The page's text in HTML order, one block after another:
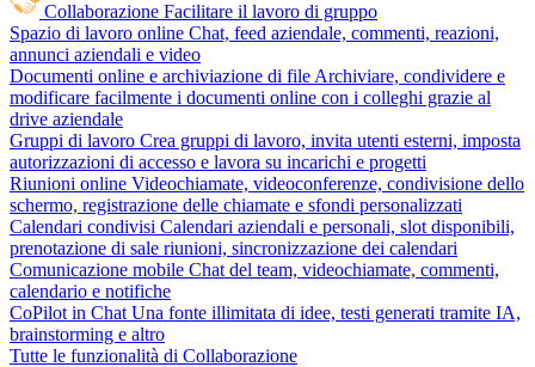
Collaborazione Facilitare il lavoro di gruppo
Spazio di lavoro online Chat, feed aziendale, commenti, reazioni,
annunci aziendali e video
Documenti online e archiviazione di file Archiviare, condividere e
modificare facilmente i documenti online con i colleghi grazie al
drive aziendale
Gruppi di lavoro Crea gruppi di lavoro, invita utenti esterni, imposta
autorizzazioni di accesso e lavora su incarichi e progetti
Riunioni online Videochiamate, videoconferenze, condivisione dello
schermo, registrazione delle chiamate e sfondi personalizzati
Calendari condivisi Calendari aziendali e personali, slot disponibili,
prenotazione di sale riunioni, sincronizzazione dei calendari
Comunicazione mobile Chat del team, videochiamate, commenti,
calendario e notifiche
CoPilot in Chat Una fonte illimitata di idee, testi generati tramite IA,
brainstorming e altro
Tutte le funzionalità di Collaborazione